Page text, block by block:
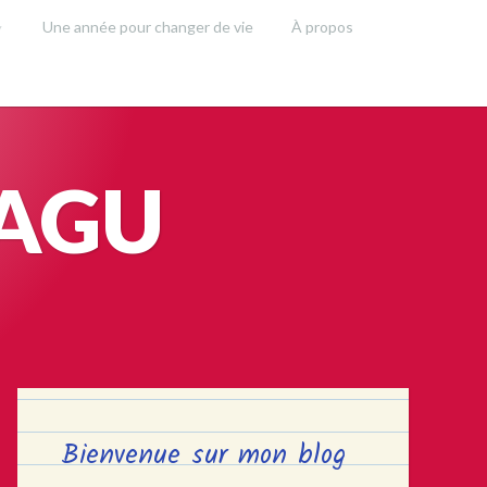
Une année pour changer de vie À propos
Bienvenue sur mon blog